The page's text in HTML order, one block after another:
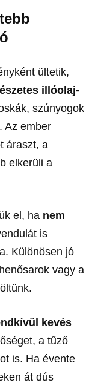
ültetik,
illóolaj-
szúnyogok
Az ember
áraszt, a
elkerüli a
el, ha nem
is
Különösen jó
vagy a
kevés
a tűző
is. Ha évente
át dús